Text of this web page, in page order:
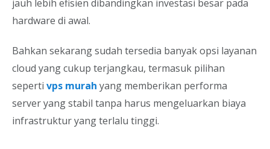
jauh lebih efisien dibandingkan investasi besar pada
hardware di awal.
Bahkan sekarang sudah tersedia banyak opsi layanan
cloud yang cukup terjangkau, termasuk pilihan
seperti vps murah yang memberikan performa
server yang stabil tanpa harus mengeluarkan biaya
infrastruktur yang terlalu tinggi.